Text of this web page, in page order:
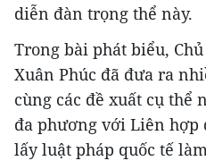
diễn đàn trọng thể này.
Trong bài phát biểu,
Xuân Phúc đã đưa ra
cùng các đề xuất cụ thể
đa phương với Liên hợp
lấy luật pháp quốc tế